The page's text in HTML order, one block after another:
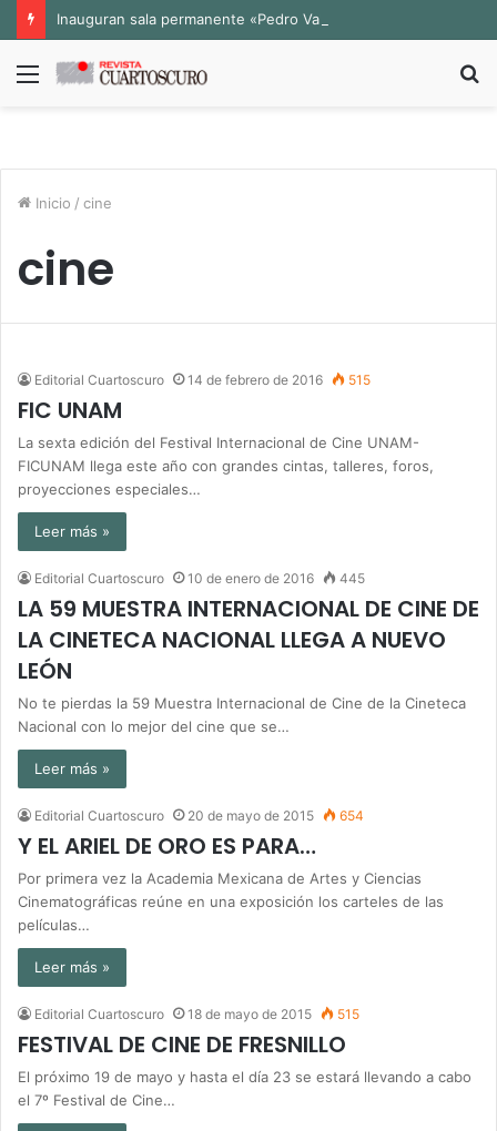
Menú
Inicio / cine
cine
Editorial Cuartoscuro 14 de febrero de 2016 515
FIC UNAM
La sexta edición del Festival Internacional de Cine UNAM-
FICUNAM llega este año con grandes cintas, talleres, foros,
proyecciones especiales…
Leer más »
Editorial Cuartoscuro 10 de enero de 2016 445
LA 59 MUESTRA INTERNACIONAL DE CINE DE
LA CINETECA NACIONAL LLEGA A NUEVO
LEÓN
No te pierdas la 59 Muestra Internacional de Cine de la Cineteca
Nacional con lo mejor del cine que se…
Leer más »
Editorial Cuartoscuro 20 de mayo de 2015 654
Y EL ARIEL DE ORO ES PARA…
Por primera vez la Academia Mexicana de Artes y Ciencias
Cinematográficas reúne en una exposición los carteles de las
películas…
Leer más »
Editorial Cuartoscuro 18 de mayo de 2015 515
FESTIVAL DE CINE DE FRESNILLO
El próximo 19 de mayo y hasta el día 23 se estará llevando a cabo
el 7º Festival de Cine…